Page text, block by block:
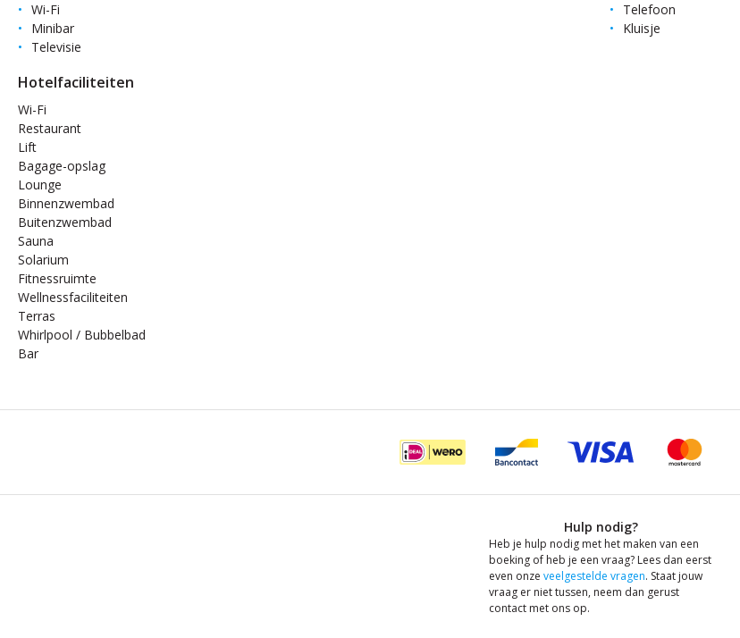
Wi-Fi
Telefoon
Minibar
Kluisje
Televisie
Hotelfaciliteiten
Wi-Fi
Restaurant
Lift
Bagage-opslag
Lounge
Binnenzwembad
Buitenzwembad
Sauna
Solarium
Fitnessruimte
Wellnessfaciliteiten
Terras
Whirlpool / Bubbelbad
Bar
Hulp nodig?
Heb je hulp nodig met het maken van een
boeking of heb je een vraag? Lees dan eerst
even onze veelgestelde vragen. Staat jouw
vraag er niet tussen, neem dan gerust
contact met ons op.